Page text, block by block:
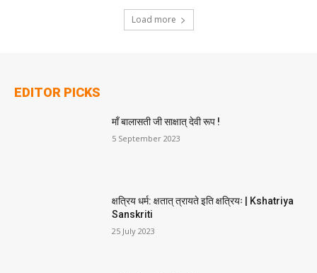
Load more
EDITOR PICKS
माँ बालासती जी साक्षात् देवी रूप !
5 September 2023
क्षत्रिय धर्म: क्षतात् त्रायते इति क्षत्रियः | Kshatriya
Sanskriti
25 July 2023